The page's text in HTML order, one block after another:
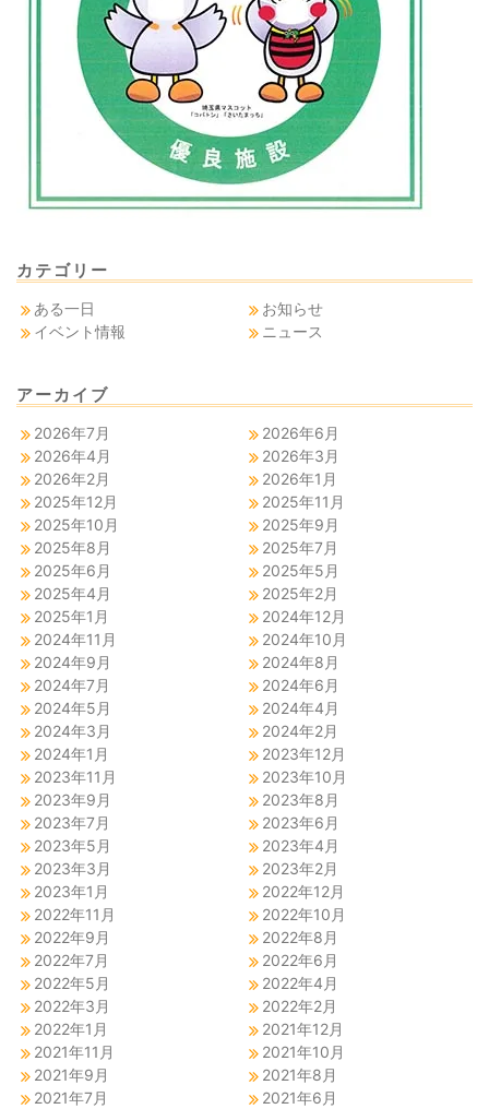
カテゴリー
ある一日
お知らせ
イベント情報
ニュース
アーカイブ
2026年7月
2026年6月
2026年4月
2026年3月
2026年2月
2026年1月
2025年12月
2025年11月
2025年10月
2025年9月
2025年8月
2025年7月
2025年6月
2025年5月
2025年4月
2025年2月
2025年1月
2024年12月
2024年11月
2024年10月
2024年9月
2024年8月
2024年7月
2024年6月
2024年5月
2024年4月
2024年3月
2024年2月
2024年1月
2023年12月
2023年11月
2023年10月
2023年9月
2023年8月
2023年7月
2023年6月
2023年5月
2023年4月
2023年3月
2023年2月
2023年1月
2022年12月
2022年11月
2022年10月
2022年9月
2022年8月
2022年7月
2022年6月
2022年5月
2022年4月
2022年3月
2022年2月
2022年1月
2021年12月
2021年11月
2021年10月
2021年9月
2021年8月
2021年7月
2021年6月